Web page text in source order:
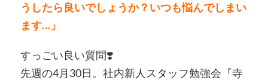
うしたら良いでしょうか？いつも悩んでしまい
ます…」
すっごい良い質問❣️
先週の4月30日。社内新人スタッフ勉強会『寺